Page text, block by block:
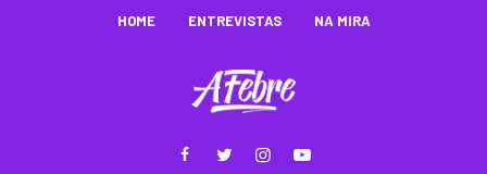
HOME ENTREVISTAS NA MIRA